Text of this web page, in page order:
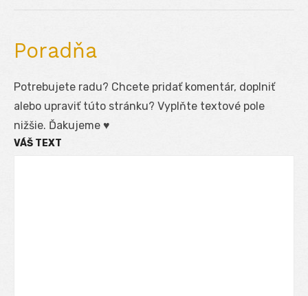
Poradňa
Potrebujete radu? Chcete pridať komentár, doplniť
alebo upraviť túto stránku? Vyplňte textové pole
nižšie. Ďakujeme ♥
VÁŠ TEXT